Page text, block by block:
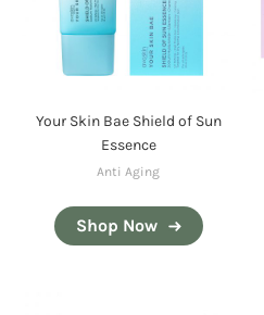
Your Skin Bae Shield of Sun
Essence
Anti Aging
Shop Now